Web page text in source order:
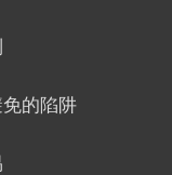
的陷阱